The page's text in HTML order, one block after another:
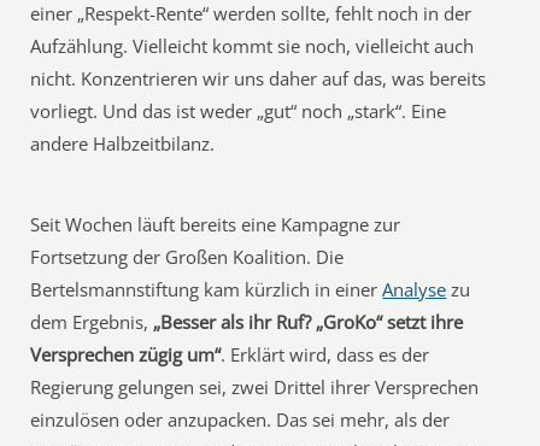
einer „Respekt-Rente“ werden sollte, fehlt noch in der
Aufzählung. Vielleicht kommt sie noch, vielleicht auch
nicht. Konzentrieren wir uns daher auf das, was bereits
vorliegt. Und das ist weder „gut“ noch „stark“. Eine
andere Halbzeitbilanz.
Seit Wochen läuft bereits eine Kampagne zur
Fortsetzung der Großen Koalition. Die
Bertelsmannstiftung kam kürzlich in einerAnalyse zu
dem Ergebnis, „Besser als ihr Ruf? „GroKo“ setzt ihre
Versprechen zügig um“. Erklärt wird, dass es der
Regierung gelungen sei, zwei Drittel ihrer Versprechen
einzulösen oder anzupacken. Das sei mehr, als der